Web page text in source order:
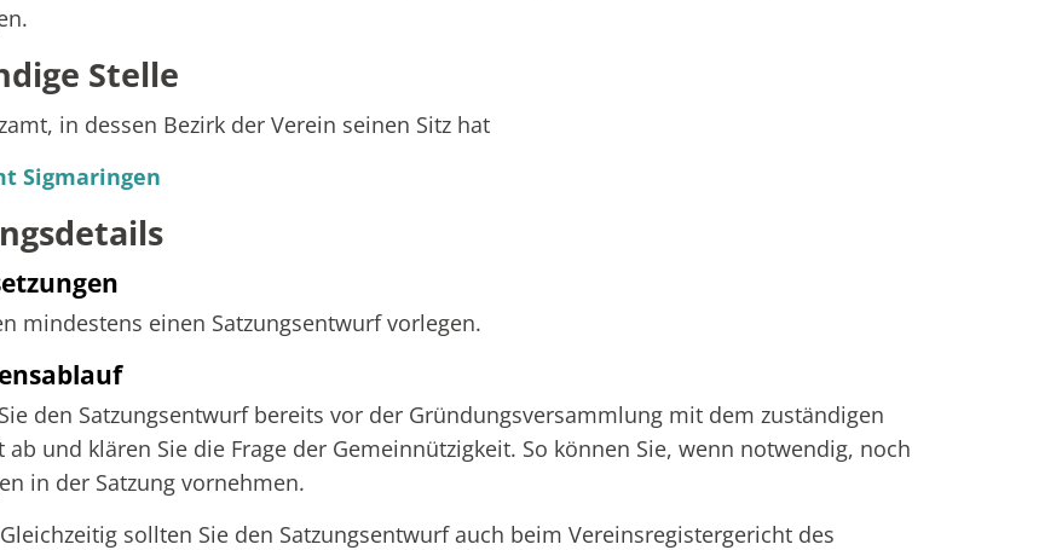
Stelle
in dessen Bezirk der Verein seinen Sitz hat
Sigmaringen
mindestens einen Satzungsentwurf vorlegen.
den Satzungsentwurf bereits vor der Gründungsversammlung mit dem zuständigen
ab und klären Sie die Frage der Gemeinnützigkeit. So können Sie, wenn notwendig, noch
in der Satzung vornehmen.
Gleichzeitig sollten Sie den Satzungsentwurf auch beim Vereinsregistergericht des